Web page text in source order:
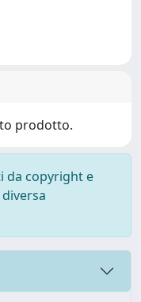
prodotto.
da copyright e